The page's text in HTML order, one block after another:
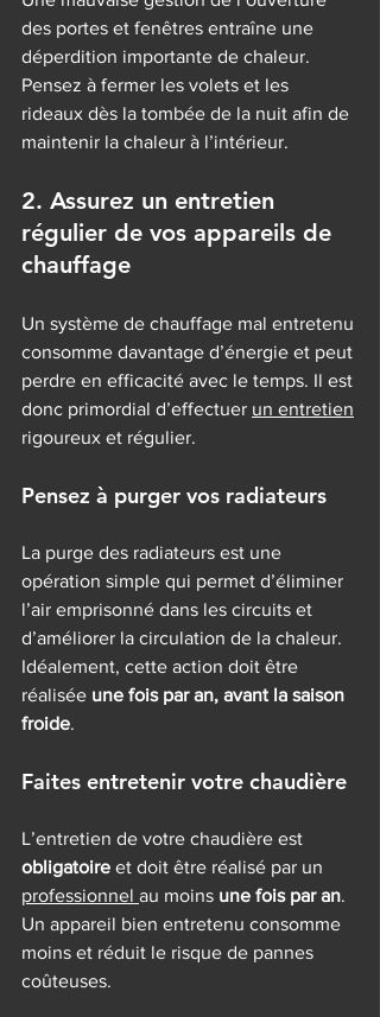
des portes et fenêtres entraîne une
déperdition importante de chaleur.
Pensez à fermer les volets et les
rideaux dès la tombée de la nuit afin de
maintenir la chaleur à l’intérieur.
2. Assurez un entretien
régulier de vos appareils de
chauffage
Un système de chauffage mal entretenu
consomme davantage d’énergie et peut
perdre en efficacité avec le temps. Il est
donc primordial d’effectuer un entretien
rigoureux et régulier.
Pensez à purger vos radiateurs
La purge des radiateurs est une
opération simple qui permet d’éliminer
l’air emprisonné dans les circuits et
d’améliorer la circulation de la chaleur.
Idéalement, cette action doit être
réalisée une fois par an, avant la saison
froide.
Faites entretenir votre chaudière
L’entretien de votre chaudière est
obligatoire et doit être réalisé par un
professionnel au moins une fois par an.
Un appareil bien entretenu consomme
moins et réduit le risque de pannes
coûteuses.